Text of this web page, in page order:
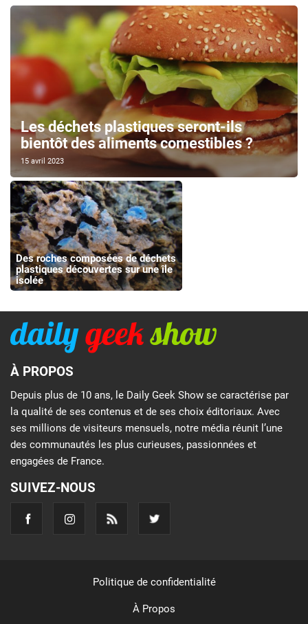
Les déchets plastiques seront-ils
bientôt des aliments comestibles ?
15 avril 2023
Des roches composées de déchets
plastiques découvertes sur une île
isolée
À PROPOS
Depuis plus de 10 ans, le Daily Geek Show se caractérise par
la qualité de ses contenus et de ses choix éditoriaux. Avec
ses millions de visiteurs mensuels, notre média réunit l’une
des communautés les plus curieuses, passionnées et
engagées de France.
SUIVEZ-NOUS
Politique de confidentialité
À Propos